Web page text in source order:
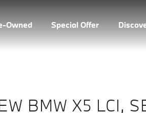
Owned Special Offer
BMW X5 LCI,